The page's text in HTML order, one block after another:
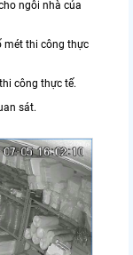
ngôi nhà của
mét thi công thực
công thực tế.
sát.